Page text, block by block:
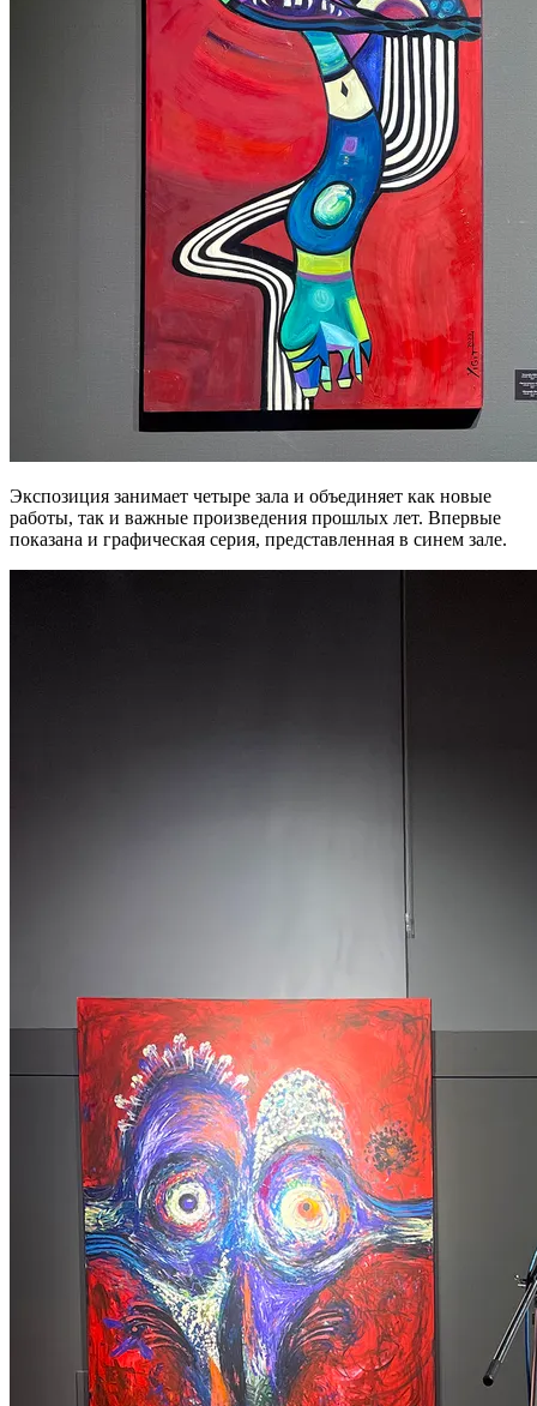
Экспозиция занимает четыре зала и объединяет как новые
работы, так и важные произведения прошлых лет. Впервые
показана и графическая серия, представленная в синем зале.